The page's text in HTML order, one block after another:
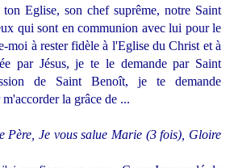
ton Eglise, son chef suprême, notre Saint
qui sont en communion avec lui pour le
moi à rester fidèle à l'Eglise du Christ et à
par Jésus, je te le demande par Saint
de Saint Benoît, je te demande
la grâce de ...
Père, Je vous salue Marie (3 fois), Gloire